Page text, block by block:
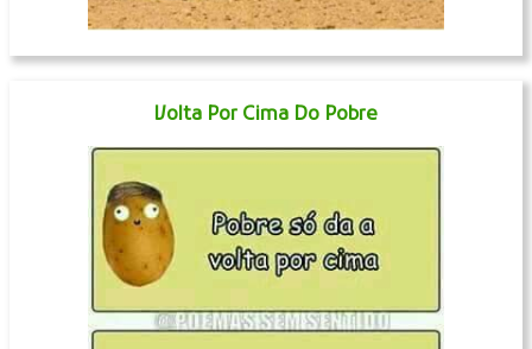
Volta Por Cima Do Pobre